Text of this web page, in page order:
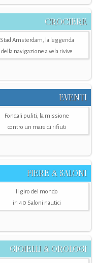
CROCIERE
Stad Amsterdam, la leggenda
della navigazione a vela rivive
EVENTI
Fondali puliti, la missione
contro un mare di rifiuti
FIERE & SALONI
Il giro del mondo
in 40 Saloni nautici
GIOIELLI & OROLOGI